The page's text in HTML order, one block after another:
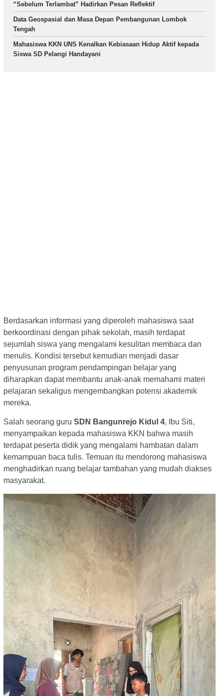
“Sebelum Terlambat” Hadirkan Pesan Reflektif
Data Geospasial dan Masa Depan Pembangunan Lombok
Tengah
Mahasiswa KKN UNS Kenalkan Kebiasaan Hidup Aktif kepada
Siswa SD Pelangi Handayani
Berdasarkan informasi yang diperoleh mahasiswa saat
berkoordinasi dengan pihak sekolah, masih terdapat
sejumlah siswa yang mengalami kesulitan membaca dan
menulis. Kondisi tersebut kemudian menjadi dasar
penyusunan program pendampingan belajar yang
diharapkan dapat membantu anak-anak memahami materi
pelajaran sekaligus mengembangkan potensi akademik
mereka.
Salah seorang guru SDN Bangunrejo Kidul 4, Ibu Siti,
menyampaikan kepada mahasiswa KKN bahwa masih
terdapat peserta didik yang mengalami hambatan dalam
kemampuan baca tulis. Temuan itu mendorong mahasiswa
menghadirkan ruang belajar tambahan yang mudah diakses
masyarakat.